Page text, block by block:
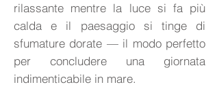
rilassante mentre la luce si fa più
calda e il paesaggio si tinge di
sfumature dorate — il modo perfetto
per concludere una giornata
indimenticabile in mare.